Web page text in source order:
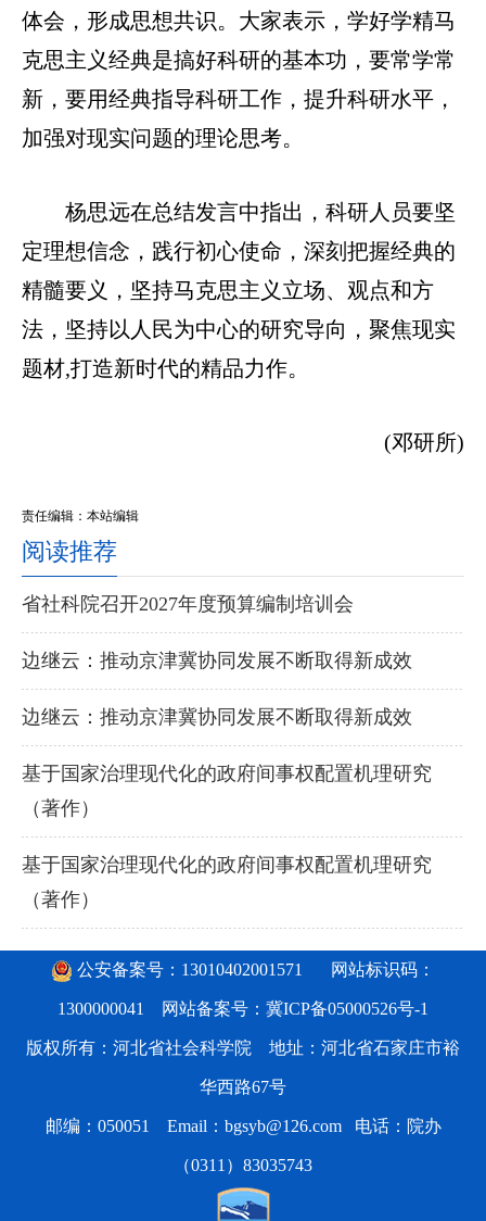
体会，形成思想共识。大家表示，学好学精马
克思主义经典是搞好科研的基本功，要常学常
新，要用经典指导科研工作，提升科研水平，
加强对现实问题的理论思考。
杨思远在总结发言中指出，科研人员要坚
定理想信念，践行初心使命，深刻把握经典的
精髓要义，坚持马克思主义立场、观点和方
法，坚持以人民为中心的研究导向，聚焦现实
题材,打造新时代的精品力作。
(邓研所)
责任编辑：本站编辑
阅读推荐
省社科院召开2027年度预算编制培训会
边继云：推动京津冀协同发展不断取得新成效
边继云：推动京津冀协同发展不断取得新成效
基于国家治理现代化的政府间事权配置机理研究
（著作）
基于国家治理现代化的政府间事权配置机理研究
（著作）
公安备案号：13010402001571 网站标识码：
1300000041 网站备案号： 冀ICP备05000526号-1
版权所有：河北省社会科学院 地址：河北省石家庄市裕
华西路67号
邮编：050051 Email：bgsyb@126.com 电话：院办
（0311）83035743